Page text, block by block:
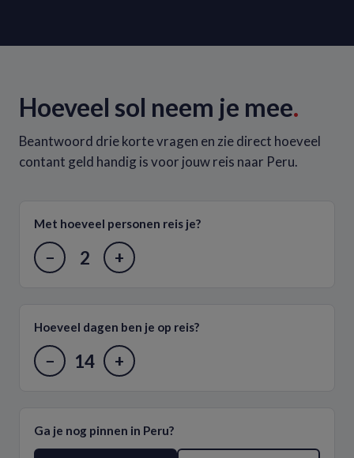
Hoeveel sol neem je mee.
Beantwoord drie korte vragen en zie direct hoeveel
contant geld handig is voor jouw reis naar Peru.
Met hoeveel personen reis je?
− 2 +
Hoeveel dagen ben je op reis?
− 14 +
Ga je nog pinnen in Peru?